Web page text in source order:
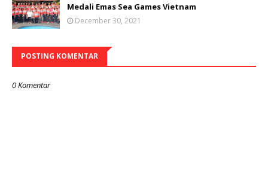
Medali Emas Sea Games Vietnam
December 30, 2021
POSTING KOMENTAR
0 Komentar